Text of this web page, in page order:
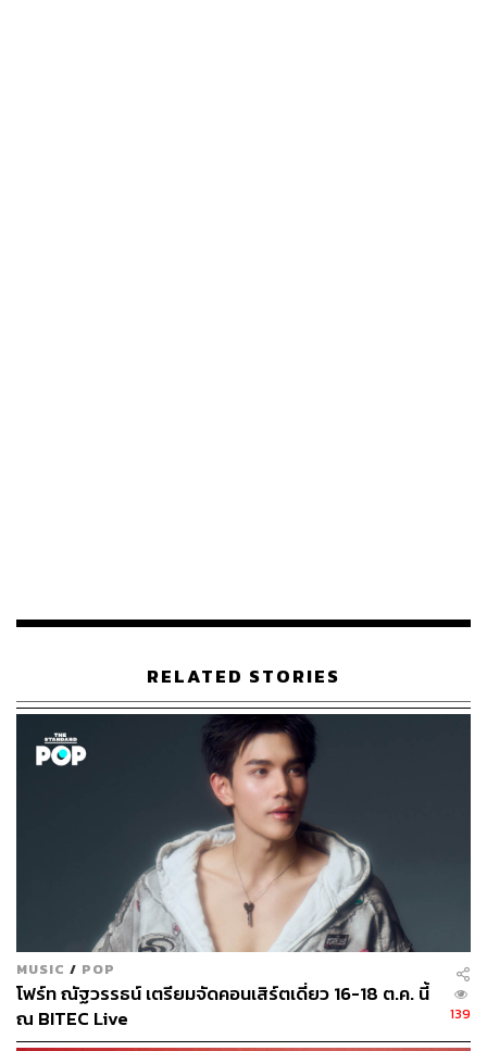
RELATED STORIES
MUSIC / POP
โฟร์ท ณัฐวรรธน์ เตรียมจัดคอนเสิร์ตเดี่ยว 16-18 ต.ค. นี้
ณ BITEC Live
139